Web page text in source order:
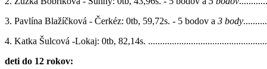
3. Pavlína Blažíčková - Čerkéz: 0tb, 59,72s. - 5 bodov a 3 body
4. Katka Šulcová -Lokaj: 0tb, 82,14s.
deti do 12 rokov: